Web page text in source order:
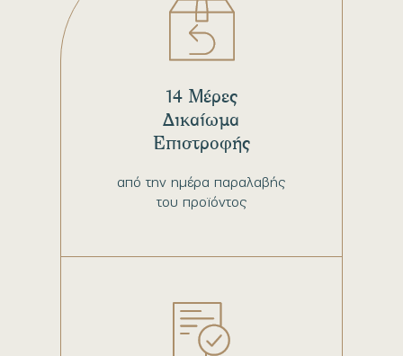
από την ημέρα παραλαβής
του προϊόντος
14 Μέρες
Δικαίωμα
Επιστροφής